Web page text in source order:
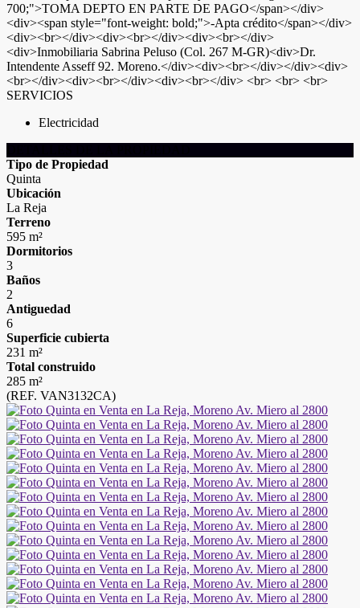
700;">TOMA DEPTO EN PARTE DE PAGO</span></div>
<div><span style="font-weight: bold;">-Apta crédito</span></div>
<div><br></div><div><br></div><div><br></div>
<div>Inmobiliaria Sabrina Peluso (Col. 267 M-GR)<div>Dr.
Intendente Asseff 92. Moreno.</div><div><br></div></div><div>
<br></div><div><br></div><div><br></div> <br> <br> <br>
SERVICIOS
Electricidad
Tipo de Propiedad
Quinta
Ubicación
La Reja
Terreno
595 m²
Dormitorios
3
Baños
2
Antiguedad
6
Superficie cubierta
231 m²
Total construido
285 m²
(REF. VAN3132CA)